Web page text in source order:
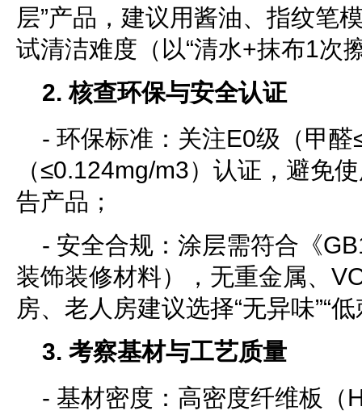
层”产品，建议用酱油、指纹笔
试清洁难度（以“清水+抹布1次
2. 核查环保与安全认证
- 环保标准：关注E0级（甲
（≤0.124mg/m3）认证，避免
告产品；
- 安全合规：涂层需符合《
装饰装修材料），无重金属、
房、老人房建议选择“无异味”“
3. 考察基材与工艺质量
- 基材密度：高密度纤维板（